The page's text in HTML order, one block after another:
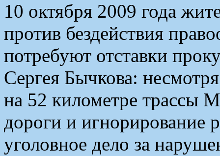
10 октября 2009 года
против бездействия
потребуют отставки
Сергея Бычкова:
на 52 километре трассы
дороги и игнорирование
уголовное дело за